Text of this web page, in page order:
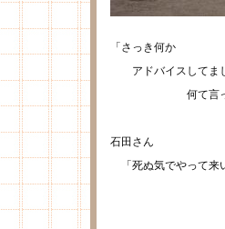
「さっき何か
アドバイスしてま
何て言ってあ
石田さん
「死ぬ気でやって来